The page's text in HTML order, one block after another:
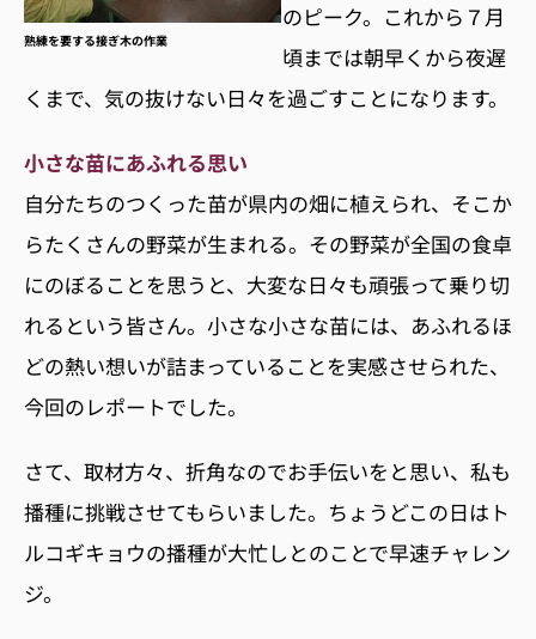
熟練を要する接ぎ木の作業
のピーク。これから７月
頃までは朝早くから夜遅
くまで、気の抜けない日々を過ごすことになります。
小さな苗にあふれる思い
自分たちのつくった苗が県内の畑に植えられ、そこか
らたくさんの野菜が生まれる。その野菜が全国の食卓
にのぼることを思うと、大変な日々も頑張って乗り切
れるという皆さん。小さな小さな苗には、あふれるほ
どの熱い想いが詰まっていることを実感させられた、
今回のレポートでした。
さて、取材方々、折角なのでお手伝いをと思い、私も
播種に挑戦させてもらいました。ちょうどこの日はト
ルコギキョウの播種が大忙しとのことで早速チャレン
ジ。